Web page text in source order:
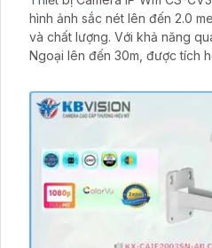
hình ảnh sắc nét lên đến 2.0
và chất lượng. Với khả năng quan sát ban đêm Hồng
Ngoại lên đến 30m, được tích
công nghệ Hồng Ngoại Smart
bền cao và khả năng thu âm rõ